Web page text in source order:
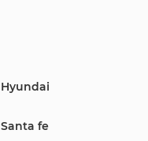
Hyundai
Santa fe